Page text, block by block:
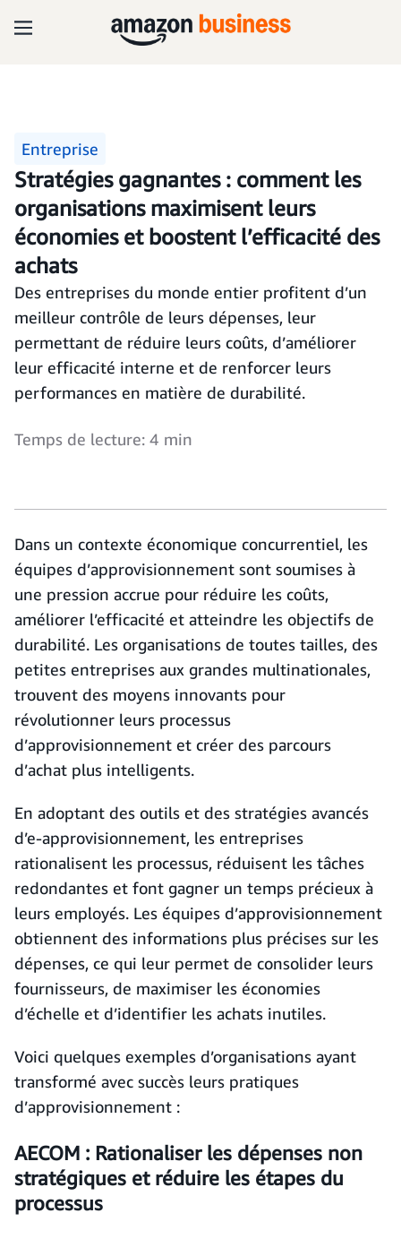
Entreprise
Stratégies gagnantes : comment les
organisations maximisent leurs
économies et boostent l’efficacité des
achats
Des entreprises du monde entier profitent d’un
meilleur contrôle de leurs dépenses, leur
permettant de réduire leurs coûts, d’améliorer
leur efficacité interne et de renforcer leurs
performances en matière de durabilité.
Temps de lecture: 4 min
Dans un contexte économique concurrentiel, les
équipes d’approvisionnement sont soumises à
une pression accrue pour réduire les coûts,
améliorer l’efficacité et atteindre les objectifs de
durabilité. Les organisations de toutes tailles, des
petites entreprises aux grandes multinationales,
trouvent des moyens innovants pour
révolutionner leurs processus
d’approvisionnement et créer des parcours
d’achat plus intelligents.
En adoptant des outils et des stratégies avancés
d’e-approvisionnement, les entreprises
rationalisent les processus, réduisent les tâches
redondantes et font gagner un temps précieux à
leurs employés. Les équipes d’approvisionnement
obtiennent des informations plus précises sur les
dépenses, ce qui leur permet de consolider leurs
fournisseurs, de maximiser les économies
d’échelle et d’identifier les achats inutiles.
Voici quelques exemples d’organisations ayant
transformé avec succès leurs pratiques
d’approvisionnement :
AECOM : Rationaliser les dépenses non
stratégiques et réduire les étapes du
processus